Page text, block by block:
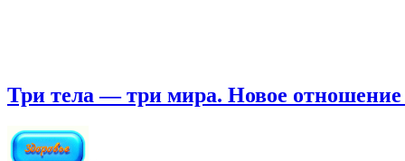
Три тела — три мира. Новое отношение